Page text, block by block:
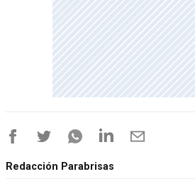
Redacción Parabrisas